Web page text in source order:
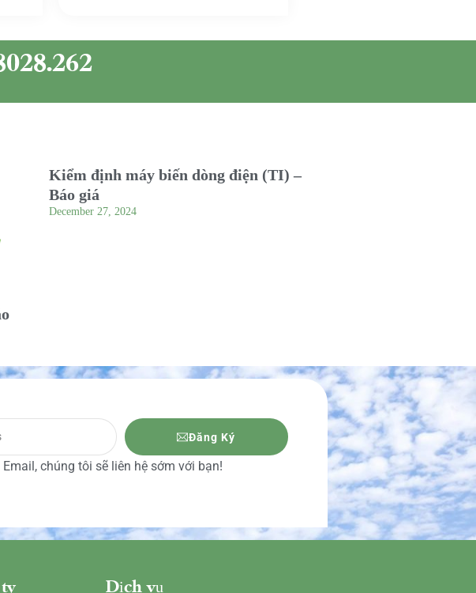
Kiểm định máy biến dòng điện (TI) –
Báo giá
December 27, 2024
Đăng Ký
chúng tôi sẽ liên hệ sớm với bạn!
Dịch vụ